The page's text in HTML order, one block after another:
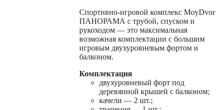
Спортивно-игровой комплекс MoyDvor
ПАНОРАМА с трубой, спуском и
рукоходом — это максимальная
возможная комплектации с большим
игровым двухуровневым фортом и
балконом.
Комплектация
двухуровневый форт под
деревянной крышей с балконом;
качели — 2 шт.;